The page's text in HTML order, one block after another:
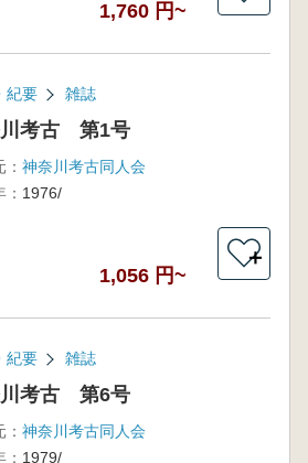
1,760 円~
紀要 雑誌
考古 第1号
神奈川考古同人会
1976/
1,056 円~
＋
紀要 雑誌
考古 第6号
神奈川考古同人会
1979/